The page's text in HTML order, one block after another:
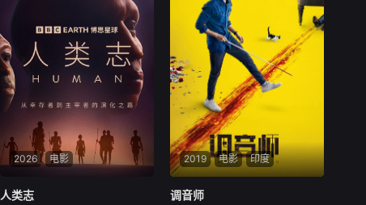
2026 电影
人类志
人类志
2019 电影 印度
调音师
调音师